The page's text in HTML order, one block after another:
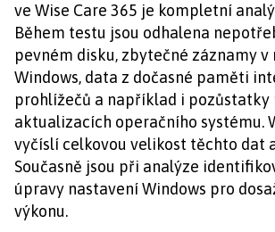
ve Wise Care 365 je kompletní
Během testu jsou odhalena
pevném disku, zbytečné záznamy v
Windows, data z dočasné paměti
prohlížečů a například i pozůstatky
aktualizacích operačního systému.
vyčíslí celkovou velikost těchto dat
Současně jsou při analýze
úpravy nastavení Windows pro
výkonu.